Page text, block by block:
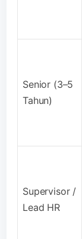
Senior (3–5
Tahun)
Supervisor /
Lead HR